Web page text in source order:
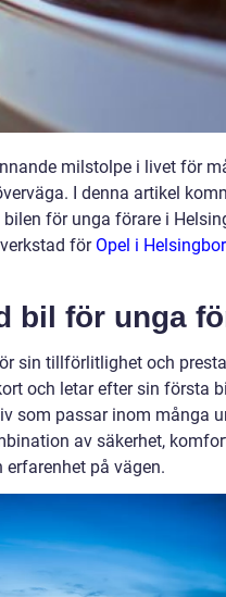
milstolpe i livet för
I denna artikel
för unga förare i
för Opel i
bil för unga
sin tillförlitlighet och
och letar efter sin första
som passar inom många
av säkerhet,
på vägen.